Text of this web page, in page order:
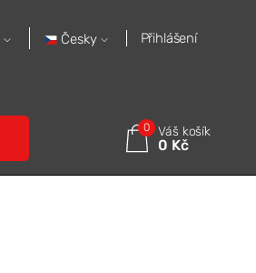
Česky Přihlášení
0 Váš košík
0 Kč